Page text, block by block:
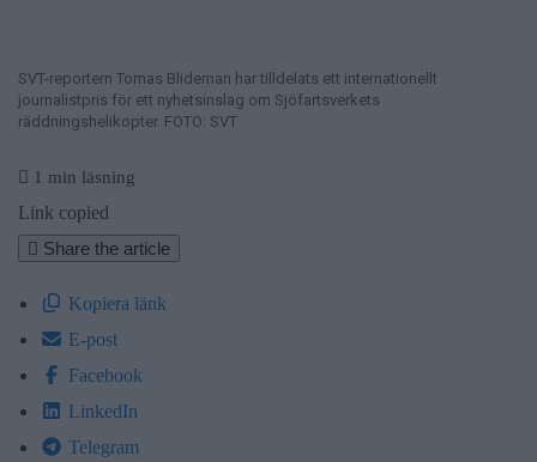
SVT-reportern Tomas Blideman har tilldelats ett internationellt
journalistpris för ett nyhetsinslag om Sjöfartsverkets
räddningshelikopter. FOTO: SVT
1 min läsning
Link copied
Share the article
Kopiera länk
E-post
Facebook
LinkedIn
Telegram